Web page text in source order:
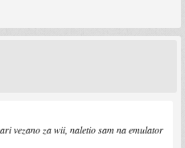
vezano za wii, naletio sam na emulator